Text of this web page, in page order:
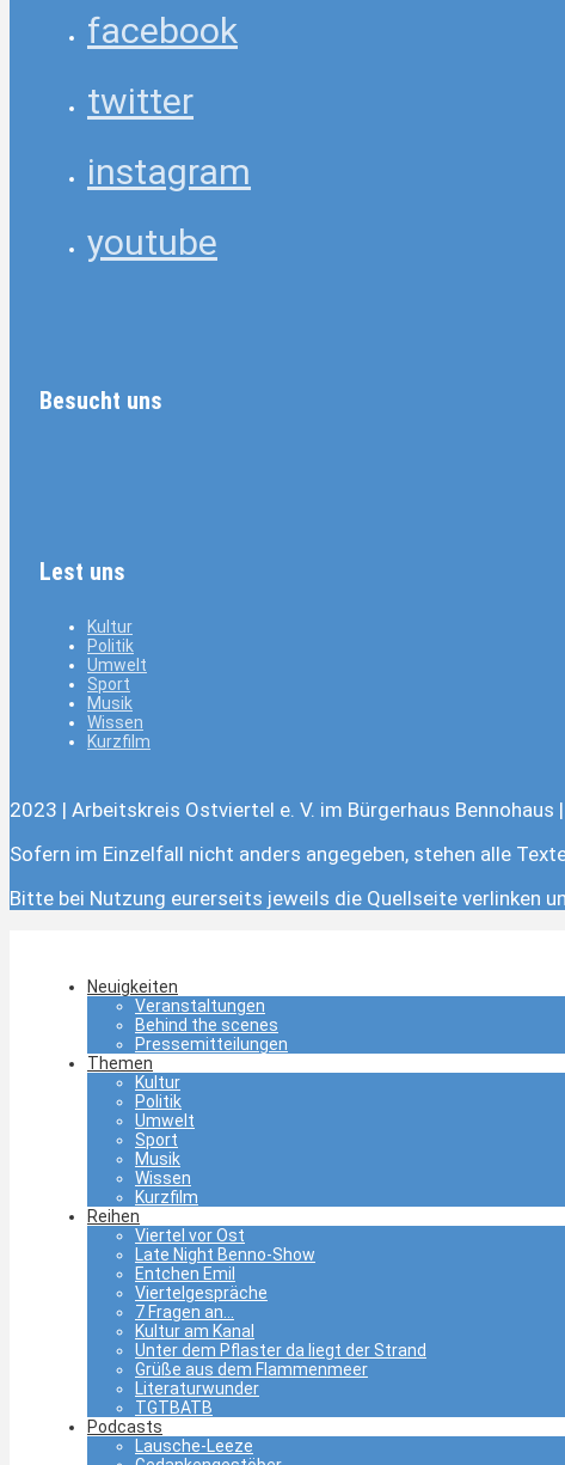
facebook
twitter
instagram
youtube
Besucht uns
Lest uns
Kultur
Politik
Umwelt
Sport
Musik
Wissen
Kurzfilm
2023 | Arbeitskreis Ostviertel e. V. im Bürgerhaus Bennohaus |
Sofern im Einzelfall nicht anders angegeben, stehen alle
Bitte bei Nutzung eurerseits jeweils die Quellseite verlinken
Neuigkeiten
Veranstaltungen
Behind the scenes
Pressemitteilungen
Themen
Kultur
Politik
Umwelt
Sport
Musik
Wissen
Kurzfilm
Reihen
Viertel vor Ost
Late Night Benno-Show
Entchen Emil
Viertelgespräche
7 Fragen an…
Kultur am Kanal
Unter dem Pflaster da liegt der Strand
Grüße aus dem Flammenmeer
Literaturwunder
TGTBATB
Podcasts
Lausche-Leeze